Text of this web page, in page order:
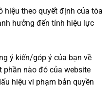
hiệu theo quyết định của tòa
hưởng đến tính hiệu lực
ý kiến/góp ý của bạn về
phần nào đó của website
hiệu vi phạm bản quyền